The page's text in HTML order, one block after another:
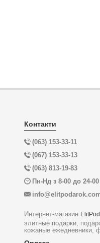
Контакти
(063) 153-33-11
(067) 153-33-13
(063) 813-19-83
Пн-Нд з 8-00 до 24-00
Интернет-магазин
элитные подарки,
кожаные ежедневники,